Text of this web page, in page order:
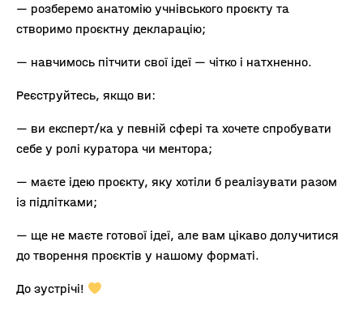
— розберемо анатомію учнівського проєкту та
створимо проєктну декларацію;
— навчимось пітчити свої ідеї — чітко і натхненно.
Реєструйтесь, якщо ви:
— ви експерт/ка у певній сфері та хочете спробувати
себе у ролі куратора чи ментора;
— маєте ідею проєкту, яку хотіли б реалізувати разом
із підлітками;
— ще не маєте готової ідеї, але вам цікаво долучитися
до творення проєктів у нашому форматі.
До зустрічі!